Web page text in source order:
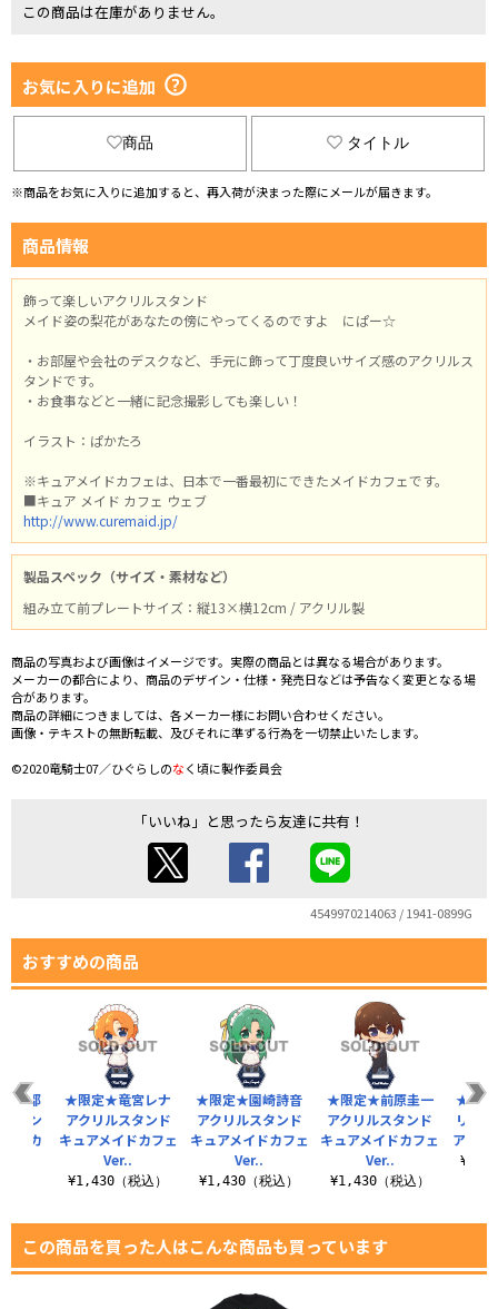
この商品は在庫がありません。
お気に入りに追加
商品 タイトル
※商品をお気に入りに追加すると、再入荷が決まった際にメールが届きます。
商品情報
飾って楽しいアクリルスタンド
メイド姿の梨花があなたの傍にやってくるのですよ にぱー☆
・お部屋や会社のデスクなど、手元に飾って丁度良いサイズ感のアクリルス
タンドです。
・お食事などと一緒に記念撮影しても楽しい！
イラスト：ぱかたろ
※キュアメイドカフェは、日本で一番最初にできたメイドカフェです。
■キュア メイド カフェ ウェブ
http://www.curemaid.jp/
製品スペック（サイズ・素材など）
組み立て前プレートサイズ：縦13×横12cm / アクリル製
商品の写真および画像はイメージです。実際の商品とは異なる場合があります。
メーカーの都合により、商品のデザイン・仕様・発売日などは予告なく変更となる場
合があります。
商品の詳細につきましては、各メーカー様にお問い合わせください。
画像・テキストの無断転載、及びそれに準ずる行為を一切禁止いたします。
©2020竜騎士07／ひぐらしのなく頃に製作委員会
「いいね」と思ったら友達に共有！
4549970214063 / 1941-0899G
おすすめの商品
★限定★園崎詩音
アクリルスタンド
キュアメイドカフェ
Ver..
¥1,430（税込）
★限定★前原圭一
アクリルスタンド
キュアメイドカフェ
Ver..
¥1,430（税込）
★限定
リル
アメイ
沙都
タン
ドカ
★限定★竜宮レナ
アクリルスタンド
キュアメイドカフェ
Ver..
¥1,430（税込）
この商品を買った人はこんな商品も買っています